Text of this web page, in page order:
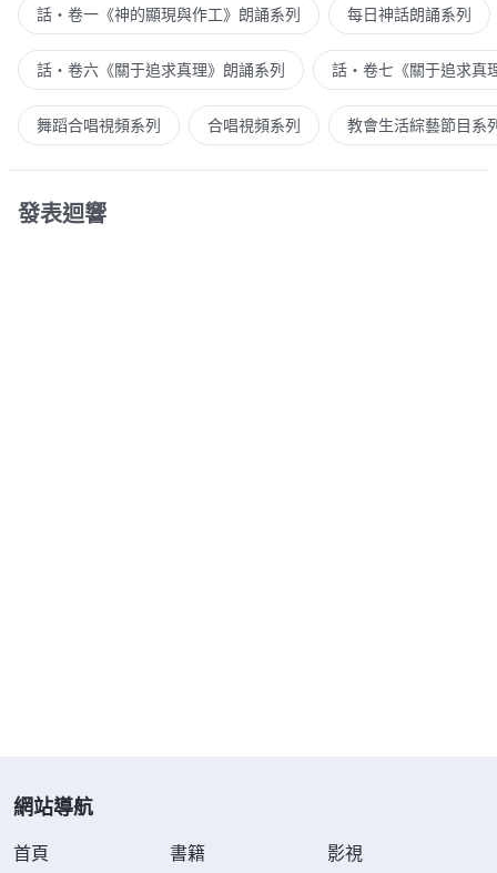
話・卷一《神的顯現與作工》朗誦系列 每日神話朗誦系列
話・卷六《關于追求真理》朗誦系列 話・卷七《關于追求真
舞蹈合唱視頻系列 合唱視頻系列 教會生活綜藝節目系
發表迴響
網站導航
首頁 書籍
影視